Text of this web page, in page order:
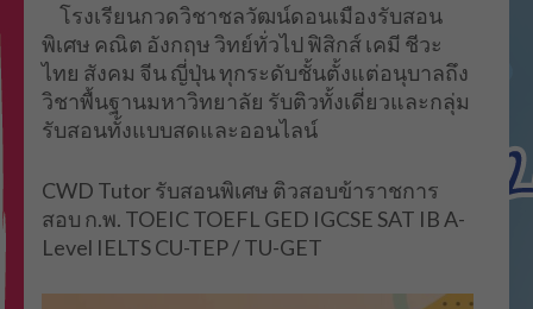
โรงเรียนกวดวิชาชลวัฒน์ดอนเมืองรับสอน
พิเศษ คณิต อังกฤษ วิทย์ทั่วไป ฟิสิกส์ เคมี ชีวะ
ไทย สังคม จีน ญี่ปุ่น ทุกระดับชั้นตั้งแต่อนุบาลถึง
วิชาพื้นฐานมหาวิทยาลัย รับติวทั้งเดี่ยวและกลุ่ม
รับสอนทั้งแบบสดและออนไลน์
CWD Tutor รับสอนพิเศษ ติวสอบข้าราชการ
สอบ ก.พ. TOEIC TOEFL GED IGCSE SAT IB A-
Level IELTS CU-TEP / TU-GET